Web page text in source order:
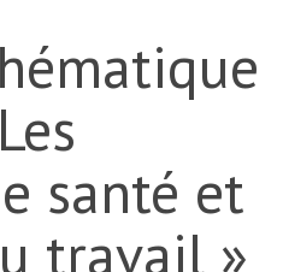
santé et
travail »